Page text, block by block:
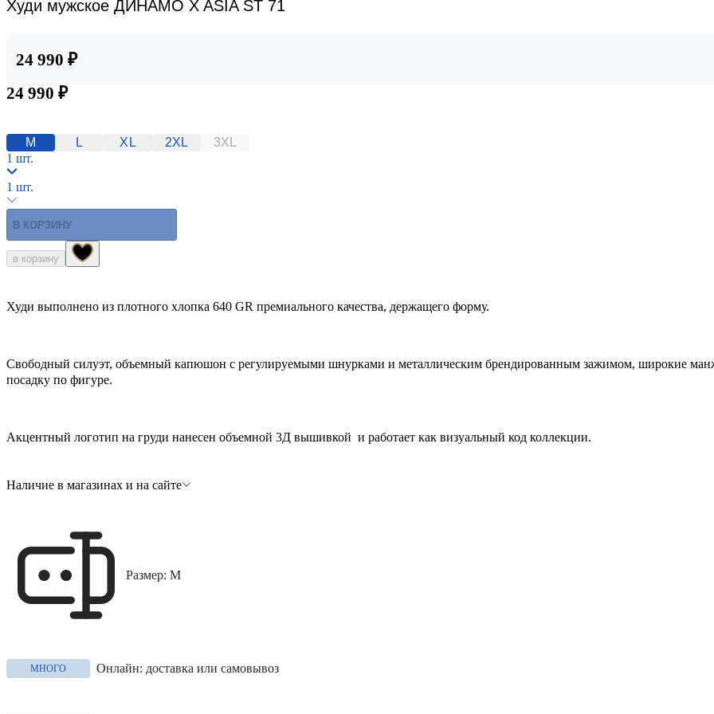
Худи мужское ДИНАМО X ASIA ST 71
24 990 ₽
24 990 ₽
M L XL 2XL
3XL
1 шт.
1 шт.
В КОРЗИНУ
в корзину
Худи выполнено из плотного хлопка 640 GR премиального качества, держащего форму.
Свободный силуэт, объемный капюшон с регулируемыми шнурками и металлическим брендированным зажимом, широкие
посадку по фигуре.
Акцентный логотип на груди нанесен объемной 3Д вышивкой и работает как визуальный код коллекции.
Наличие в магазинах и на сайте
Размер: M
МНОГО Онлайн: доставка или самовывоз